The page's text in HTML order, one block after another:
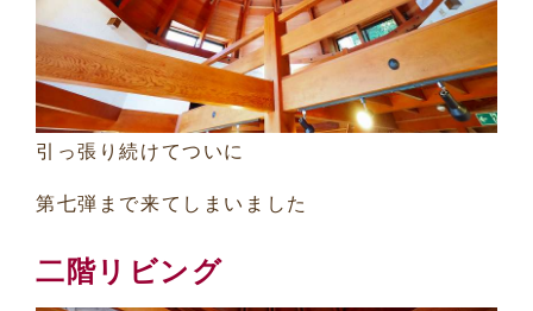
引っ張り続けてついに
第七弾まで来てしまいました
二階リビング